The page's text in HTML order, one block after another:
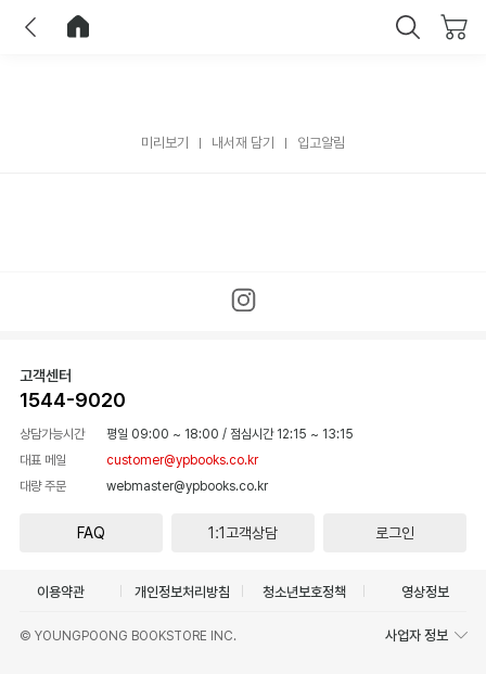
미리보기 내서재 담기 입고알림
고객센터
1544-9020
상담가능시간 평일 09:00 ~ 18:00 / 점심시간 12:15 ~ 13:15
대표 메일
customer@ypbooks.co.kr
대량 주문
webmaster@ypbooks.co.kr
FAQ 1:1고객상담 로그인
이용약관 개인정보처리방침 청소년보호정책 영상정보
© YOUNGPOONG BOOKSTORE INC. 사업자 정보